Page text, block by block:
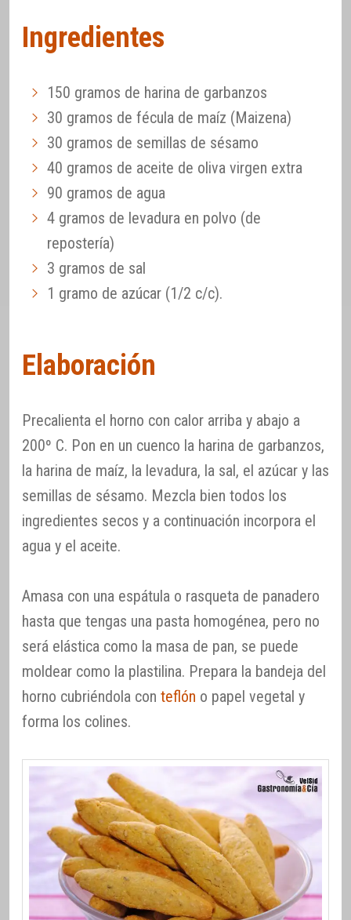
Ingredientes
150 gramos de harina de garbanzos
30 gramos de fécula de maíz (Maizena)
30 gramos de semillas de sésamo
40 gramos de aceite de oliva virgen extra
90 gramos de agua
4 gramos de levadura en polvo (de
repostería)
3 gramos de sal
1 gramo de azúcar (1/2 c/c).
Elaboración
Precalienta el horno con calor arriba y abajo a
200º C. Pon en un cuenco la harina de garbanzos,
la harina de maíz, la levadura, la sal, el azúcar y las
semillas de sésamo. Mezcla bien todos los
ingredientes secos y a continuación incorpora el
agua y el aceite.
Amasa con una espátula o rasqueta de panadero
hasta que tengas una pasta homogénea, pero no
será elástica como la masa de pan, se puede
moldear como la plastilina. Prepara la bandeja del
horno cubriéndola con teflón o papel vegetal y
forma los colines.